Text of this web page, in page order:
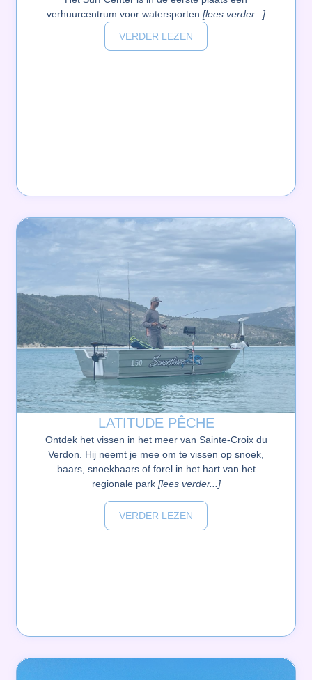
verhuurcentrum voor watersporten [lees verder...]
VERDER LEZEN
LATITUDE PÊCHE
Ontdek het vissen in het meer van Sainte-Croix du
Verdon. Hij neemt je mee om te vissen op snoek,
baars, snoekbaars of forel in het hart van het
regionale park[lees verder...]
VERDER LEZEN